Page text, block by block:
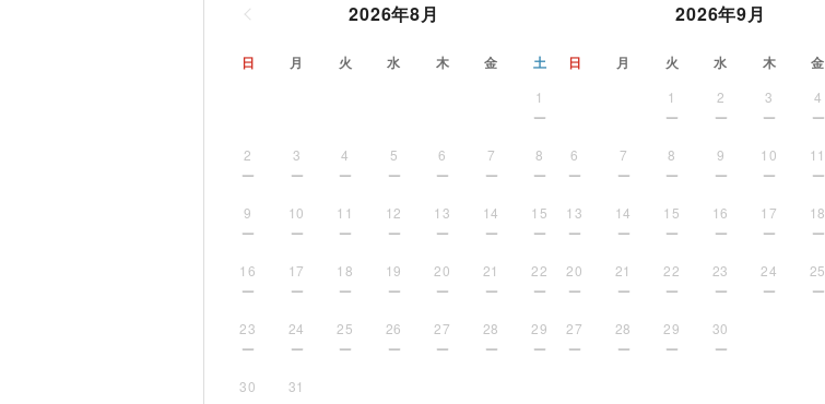
2026年8月
日 月 火 水 木 金 土
1
2 3 4 5 6 7 8
9 10 11 12 13 14 15
16 17 18 19 20 21 22
23 24 25 26 27 28 29
30 31
2026年9月
日 月 火 水 木 金
1 2 3 4
6 7 8 9 10 11
13 14 15 16 17 18
20 21 22 23 24 25
27 28 29 30